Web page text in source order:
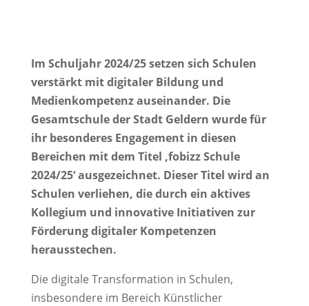
Im Schuljahr 2024/25 setzen sich Schulen
verstärkt mit digitaler Bildung und
Medienkompetenz auseinander. Die
Gesamtschule der Stadt Geldern wurde für
ihr besonderes Engagement in diesen
Bereichen mit dem Titel ‚fobizz Schule
2024/25‘ ausgezeichnet. Dieser Titel wird an
Schulen verliehen, die durch ein aktives
Kollegium und innovative Initiativen zur
Förderung digitaler Kompetenzen
herausstechen.
Die digitale Transformation in Schulen,
insbesondere im Bereich Künstlicher